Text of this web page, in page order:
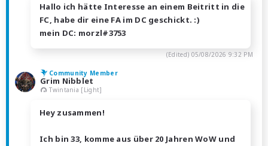
Hallo ich hätte Interesse an einem Beitritt in die
FC, habe dir eine FA im DC geschickt. :)
mein DC: morzl#3753
(Edited) 05/08/2026 9:32 PM
Community Member
Grim Nibblet
Twintania [Light]
Hey zusammen!
Ich bin 33, komme aus über 20 Jahren WoW und